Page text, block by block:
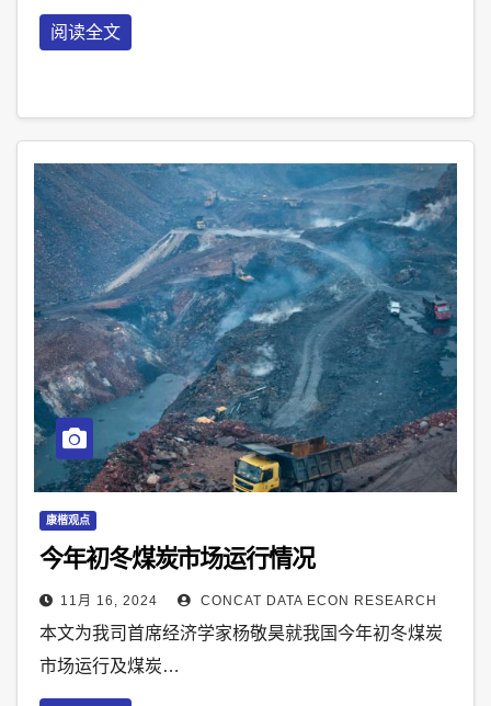
阅读全文
康楷观点
今年初冬煤炭市场运行情况
11月 16, 2024 CONCAT DATA ECON RESEARCH
本文为我司首席经济学家杨敬昊就我国今年初冬煤炭
市场运行及煤炭…